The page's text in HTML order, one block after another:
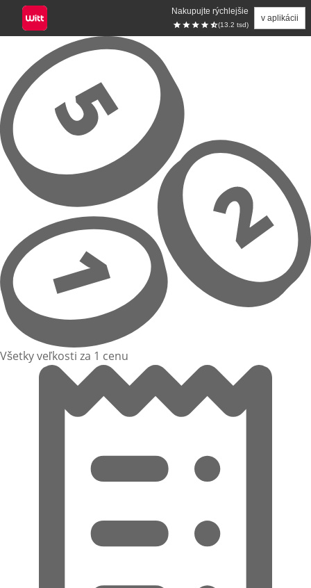
Nakupujte rýchlejšie
(13.2 tsd)
v aplikácii
Prejsť na hlavný obsah
Všetky veľkosti za 1 cenu